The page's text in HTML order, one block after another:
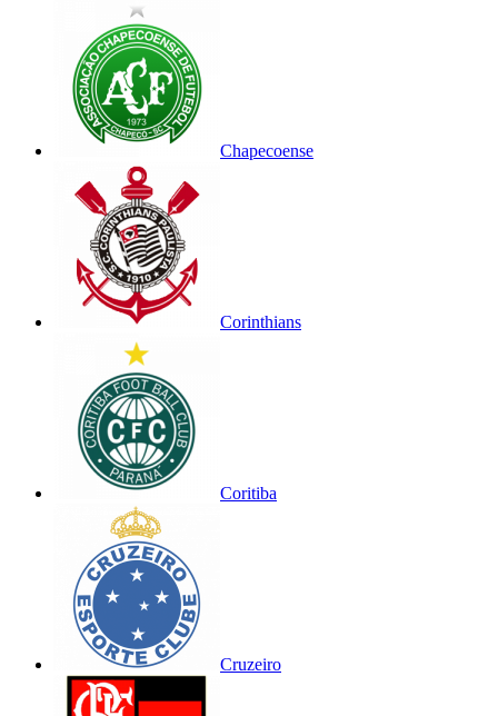
Chapecoense
Corinthians
Coritiba
Cruzeiro